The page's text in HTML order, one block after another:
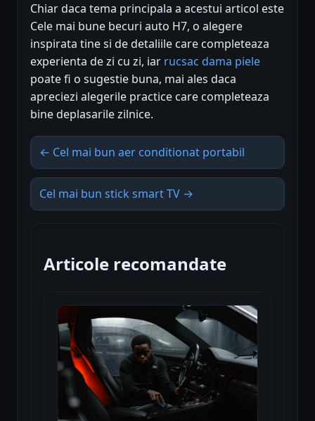
Chiar daca tema principala a acestui articol este
Cele mai bune becuri auto H7, o alegere
inspirata tine si de detaliile care completeaza
experienta de zi cu zi, iar rucsac dama piele
poate fi o sugestie buna, mai ales daca
apreciezi alegerile practice care completeaza
bine deplasarile zilnice.
← Cel mai bun aer conditionat portabil
Cel mai bun stick smart TV →
Articole recomandate